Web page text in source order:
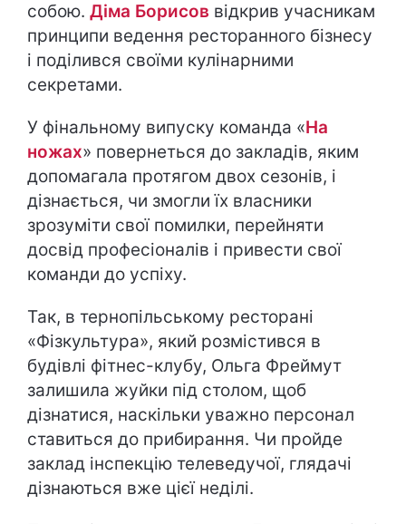
собою. Діма Борисов відкрив учасникам
принципи ведення ресторанного бізнесу
і поділився своїми кулінарними
секретами.
У фінальному випуску команда «На
ножах» повернеться до закладів, яким
допомагала протягом двох сезонів, і
дізнається, чи змогли їх власники
зрозуміти свої помилки, перейняти
досвід професіоналів і привести свої
команди до успіху.
Так, в тернопільському ресторані
«Фізкультура», який розмістився в
будівлі фітнес-клубу, Ольга Фреймут
залишила жуйки під столом, щоб
дізнатися, наскільки уважно персонал
ставиться до прибирання. Чи пройде
заклад інспекцію телеведучої, глядачі
дізнаються вже цієї неділі.